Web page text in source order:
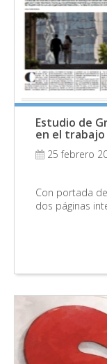
Estudio de
en el
25 febrero
Con portada
dos páginas